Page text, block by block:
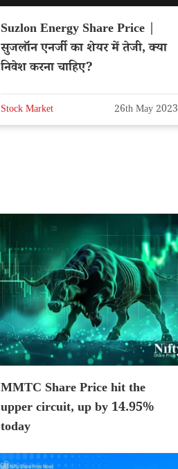
Suzlon Energy Share Price |
सुजलॉन एनर्जी का शेयर में तेजी, क्या
निवेश करना चाहिए?
Stock Market 26th May 2023
MMTC Share Price hit the
upper circuit, up by 14.95%
today